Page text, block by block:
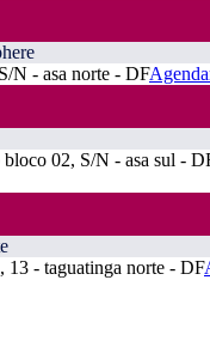
N - asa norte - DF
02, S/N - asa sul -
13 - taguatinga norte - DF